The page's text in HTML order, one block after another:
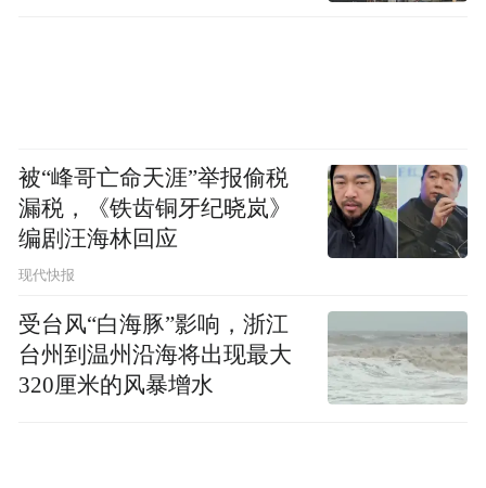
被“峰哥亡命天涯”举报偷税
漏税，《铁齿铜牙纪晓岚》
编剧汪海林回应
现代快报
受台风“白海豚”影响，浙江
台州到温州沿海将出现最大
320厘米的风暴增水